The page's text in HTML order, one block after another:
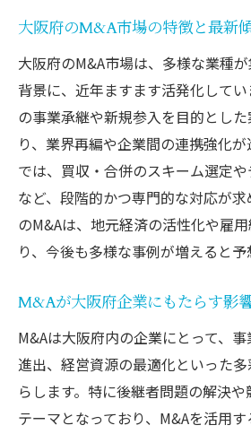
M&A用語の意味を正確に
ビジネスで役立つM&A用
混同しがちなM&A関連ワ
M&A辞典を活用して知識
ネット用語との違いも意
ネット用語のMとM&Aの違い
ネット用語のMとM&Aの
SNSやチャットで使われ
ント
Mがネットで表す意味と
ネット用語Mの由来と
次のビジネス用語理解に
ビジネス用語M&Aの最新動向
大阪府のM&A市場の特徴と最新
大阪府のM&A市場は、多様な業種
背景に、近年ますます活発化して
の事業承継や新規参入を目的とし
り、業界再編や企業間の連携強化
では、買収・合併のスキーム選定
など、段階的かつ専門的な対応が
のM&Aは、地元経済の活性化や雇
り、今後も多様な事例が増えると予
M&Aが大阪府企業にもたらす影
M&Aは大阪府内の企業にとって、
進出、経営資源の最適化といった
らします。特に後継者問題の解決
テーマとなっており、M&Aを活用